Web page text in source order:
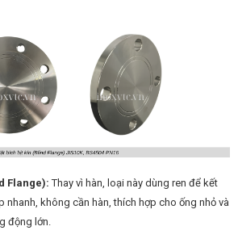
Flange): Thay vì hàn, loại này dùng ren để kết
nhanh, không cần hàn, thích hợp cho ống nhỏ và
động lớn.